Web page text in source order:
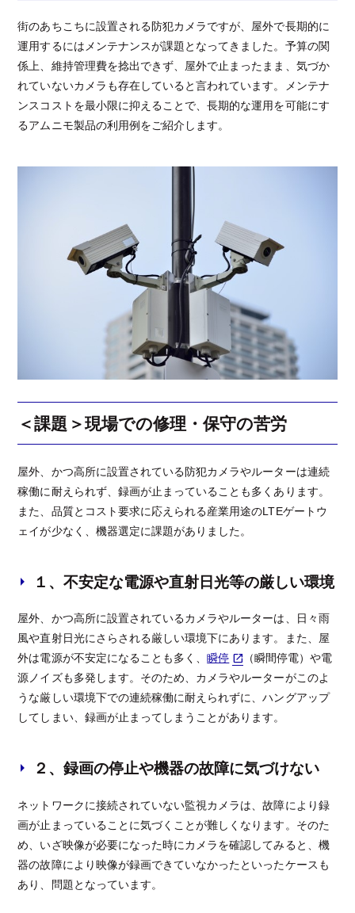
街のあちこちに設置される防犯カメラですが、屋外で長期的に
運用するにはメンテナンスが課題となってきました。予算の関
係上、維持管理費を捻出できず、屋外で止まったまま、気づか
れていないカメラも存在していると言われています。メンテナ
ンスコストを最小限に抑えることで、長期的な運用を可能にす
るアムニモ製品の利用例をご紹介します。
＜課題＞現場での修理・保守の苦労
屋外、かつ高所に設置されている防犯カメラやルーターは連続
稼働に耐えられず、録画が止まっていることも多くあります。
また、品質とコスト要求に応えられる産業用途のLTEゲートウ
ェイが少なく、機器選定に課題がありました。
１、不安定な電源や直射日光等の厳しい環境
屋外、かつ高所に設置されているカメラやルーターは、日々雨
風や直射日光にさらされる厳しい環境下にあります。また、屋
外は電源が不安定になることも多く、瞬停
（瞬間停電）や電
源ノイズも多発します。そのため、カメラやルーターがこのよ
うな厳しい環境下での連続稼働に耐えられずに、ハングアップ
してしまい、録画が止まってしまうことがあります。
２、録画の停止や機器の故障に気づけない
ネットワークに接続されていない監視カメラは、故障により録
画が止まっていることに気づくことが難しくなります。そのた
め、いざ映像が必要になった時にカメラを確認してみると、機
器の故障により映像が録画できていなかったといったケースも
あり、問題となっています。